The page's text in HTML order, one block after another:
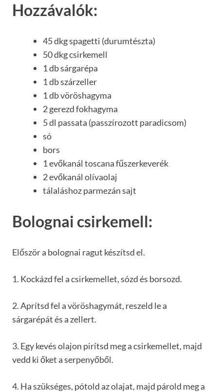
Hozzávalók:
45 dkg spagetti (durumtészta)
50 dkg csirkemell
1 db sárgarépa
1 db szárzeller
1 db vöröshagyma
2 gerezd fokhagyma
5 dl passata (passzírozott paradicsom)
só
bors
1 evőkanál toscana fűszerkeverék
2 evőkanál olívaolaj
tálaláshoz parmezán sajt
Bolognai csirkemell:
Először a bolognai ragut készítsd el.
1. Kockázd fel a csirkemellet, sózd és borsozd.
2. Aprítsd fel a vöröshagymát, reszeld le a
sárgarépát és a zellert.
3. Egy kevés olajon pirítsd meg a csirkemellet, majd
vedd ki őket a serpenyőből.
4. Ha szükséges, pótold az olajat, majd párold meg a